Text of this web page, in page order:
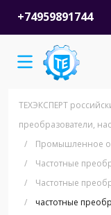
+74959891744
ТЕХЭКСПЕРТ
преобразователи,
/
Промышленное
/
Частотные
/
Частотные
/
частотные